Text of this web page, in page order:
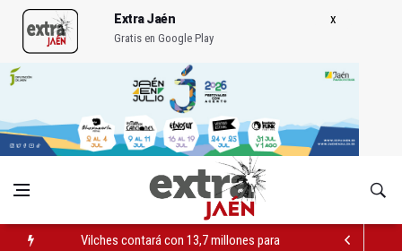
Extra Jaén
Gratis en Google Play
El PSOE acusa al PP de "apuntarse el tanto" de los datos de